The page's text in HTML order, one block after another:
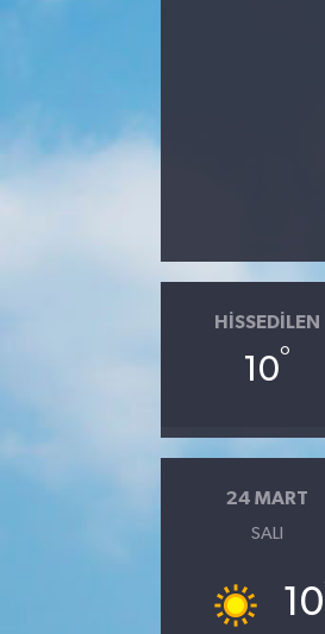
HISSEDILEN
10°
24 MART
SALI
10